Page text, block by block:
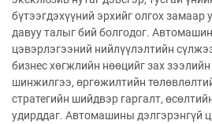
бүтээгдэхүүний эрхийг олгох замаар
давуу талыг бий болгодог.
цэвэрлэгээний нийлүүлэлтийн
бизнес хөгжлийн нөөцийг зах
шинжилгээ, өргөжилтийн
стратегийн шийдвэр гаргалт,
удирддаг. Автомашины дэлгэрэнгүй